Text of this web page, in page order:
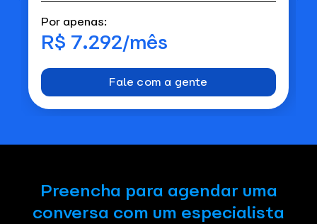
Por apenas:
R$ 7.292/mês
Fale com a gente
Preencha para agendar uma
conversa com um especialista